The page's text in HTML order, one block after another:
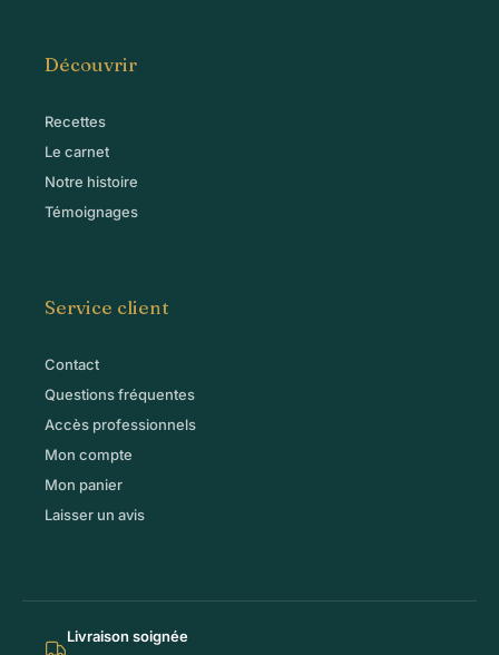
Découvrir
Recettes
Le carnet
Notre histoire
Témoignages
Service client
Contact
Questions fréquentes
Accès professionnels
Mon compte
Mon panier
Laisser un avis
Livraison soignée